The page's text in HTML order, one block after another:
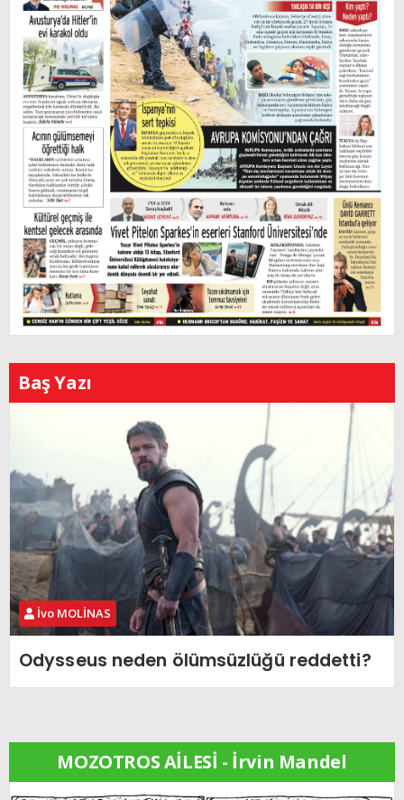
Baş Yazı
İvo MOLİNAS
Odysseus neden ölümsüzlüğü reddetti?
MOZOTROS AİLESİ - İrvin Mandel